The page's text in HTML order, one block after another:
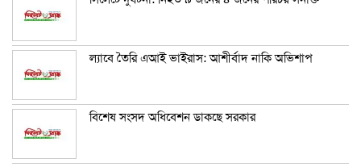
ল্যাবে তৈরি এআই ভাইরাস: আশীর্বাদ নাকি অভিশাপ
বিশেষ সংসদ অধিবেশন ডাকছে সরকার